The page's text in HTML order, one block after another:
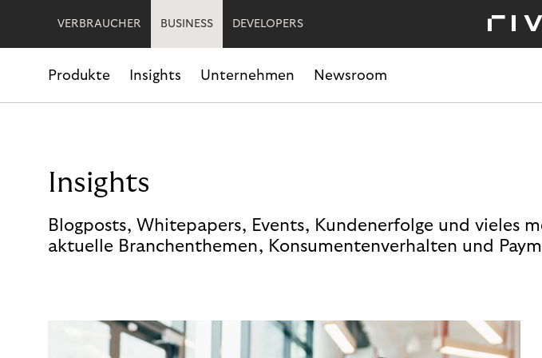
VERBRAUCHER BUSINESS DEVELOPERS
Produkte Insights Unternehmen Newsroom
Insights
Blogposts, Whitepapers, Events, Kundenerfolge und vieles
aktuelle Branchenthemen, Konsumentenverhalten und